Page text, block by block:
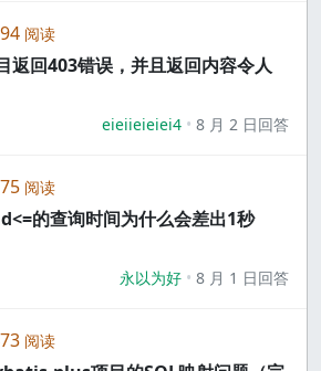
阅读
返回403错误，并且返回内容令人
eieiieieiei4 8 月 2 日回答
阅读
的查询时间为什么会差出1秒
永以为好 8 月 1 日回答
阅读